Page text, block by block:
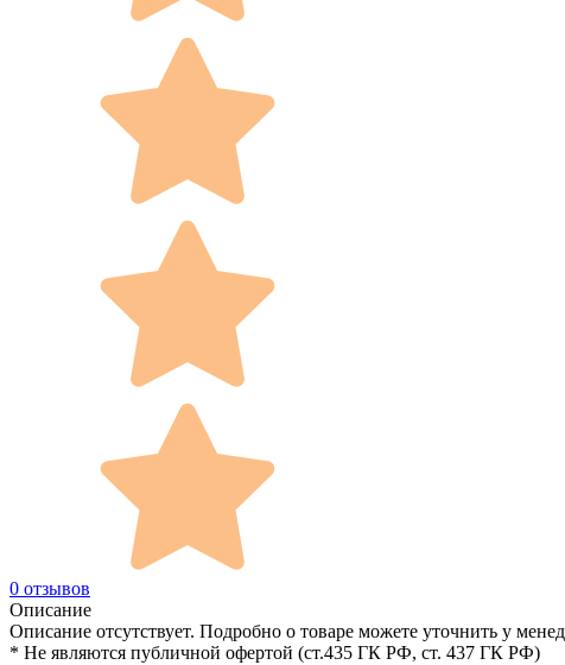
0 отзывов
Описание
Описание отсутствует. Подробно о товаре можете уточнить у
* Не являются публичной офертой (ст.435 ГК РФ, cт. 437 ГК РФ)